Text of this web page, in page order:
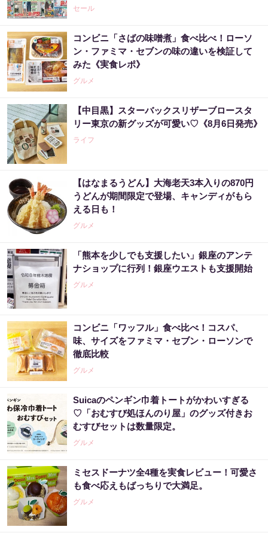
日まで》
セール
コンビニ「さばの味噌煮」食べ比べ！ローソ
ン・ファミマ・セブンの味の違いを検証して
みた《実食レポ》
グルメ
【中目黒】スターバックスリザーブロースタ
リー東京の新グッズが可愛い♡《8月6日発売》
ライフ
【はなまるうどん】大海老天3本入りの870円
うどんが期間限定で登場、キャンディがもら
える日も！
グルメ
「熊本を少しでも支援したい」銀座のアンテ
ナショップに行列！銀座ウエストも支援開始
グルメ
コンビニ「ワッフル」食べ比べ！コスパ、
味、サイズをファミマ・セブン・ローソンで
徹底比較
グルメ
Suicaのペンギン巾着トートがかわいすぎる
♡「おむすび処ほんのり屋」のグッズ付きお
むすびセットは数量限定。
グルメ
ミセスドーナツ全4種を実食レビュー！可愛さ
も食べ応えもばっちりで大満足。
グルメ